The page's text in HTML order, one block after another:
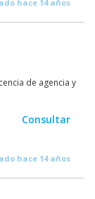
hace 14 años
de agencia y
Consultar
hace 14 años